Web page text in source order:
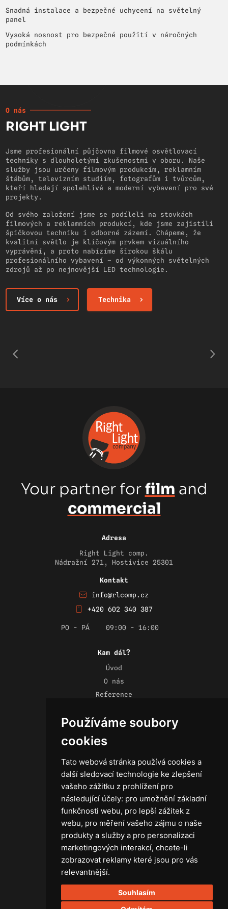
Používáme soubory
cookies
Tato webová stránka používá cookies a
další sledovací technologie ke zlepšení
vašeho zážitku z prohlížení pro
následující účely: pro umožnění základní
funkčnosti webu, pro lepší zážitek z
webu, pro měření vašeho zájmu o naše
produkty a služby a pro personalizaci
marketingových interakcí, chcete-li
zobrazovat reklamy které jsou pro vás
relevantnější.
Souhlasím
Snadná instalace a bezpečné uchycení na světelný
panel
Vysoká nosnost pro bezpečné použití v náročných
podmínkách
O nás
RIGHT LIGHT
Jsme profesionální půjčovna filmové osvětlovací
techniky s dlouholetými zkušenostmi v oboru. Naše
služby jsou určeny filmovým produkcím, reklamním
štábům, televizním studiím, fotografům i tvůrcům,
kteří hledají spolehlivé a moderní vybavení pro své
projekty.
Od svého založení jsme se podíleli na stovkách
filmových a reklamních produkcí, kde jsme zajistili
špičkovou techniku i odborné zázemí. Chápeme, že
kvalitní světlo je klíčovým prvkem vizuálního
vyprávění, a proto nabízíme širokou škálu
profesionálního vybavení – od výkonných světelných
zdrojů až po nejnovější LED technologie.
Více o nás Technika
Your partner forfilm and
commercial
Adresa
Right Light comp.
Nádražní 271, Hostivice 25301
Kontakt
info@rlcomp.cz
+420 602 340 387
PO - PÁ 09:00 - 16:00
Kam dál?
Úvod
O nás
Reference
Kontakt
Obchodní podmínky
Zásady ochrany osobních údajů
Technika
Světla
Příslušenství ke světlům
Osvětlovací technika GRIP
Baterie
Stativy
Ostatní